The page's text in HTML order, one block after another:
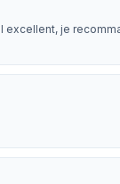
excellent, je